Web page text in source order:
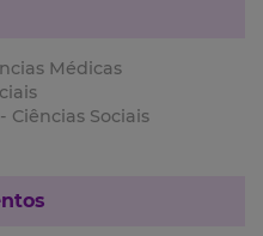
Médicas
- Ciências Sociais